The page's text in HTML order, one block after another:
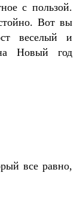
с пользой.
Вот вы
веселый и
Новый год
все равно,